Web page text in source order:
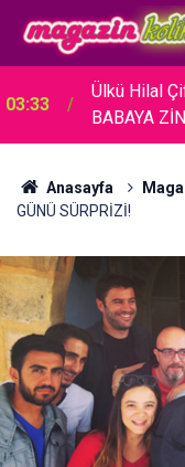
03:26 Acun
Anasayfa
GÜNÜ SÜRPRİZİ!